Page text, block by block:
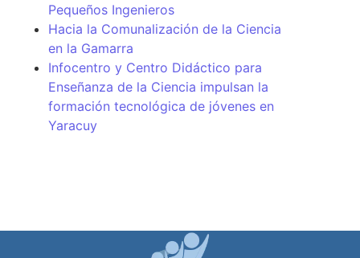
Pequeños Ingenieros
Hacia la Comunalización de la Ciencia
en la Gamarra
Infocentro y Centro Didáctico para
Enseñanza de la Ciencia impulsan la
formación tecnológica de jóvenes en
Yaracuy